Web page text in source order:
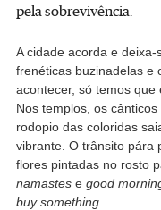
pela sobrevivência.
A cidade acorda e
frenéticas buzinadelas e
acontecer, só temos que
Nos templos, os
rodopio das coloridas
vibrante. O trânsito pára
flores pintadas no rosto
namastese good
buy something.